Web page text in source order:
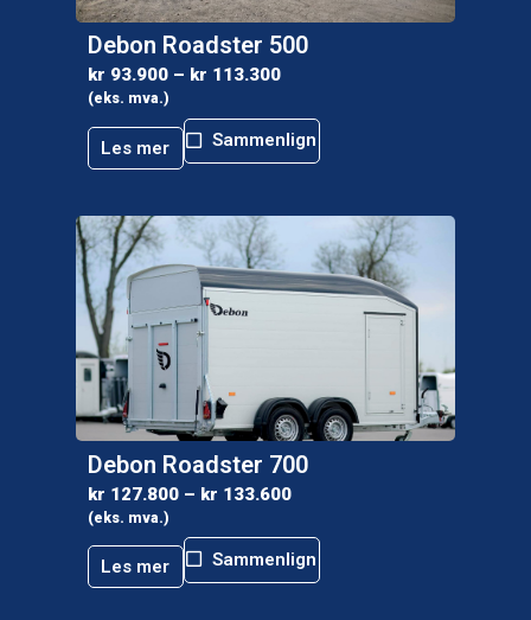
Debon Roadster 500
kr 93.900 – kr 113.300
(eks. mva.)
Les mer Sammenlign
Debon Roadster 700
kr 127.800 – kr 133.600
(eks. mva.)
Les mer Sammenlign